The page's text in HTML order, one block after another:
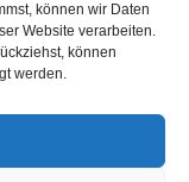
können wir Daten
Website verarbeiten.
können
werden.
Branchen